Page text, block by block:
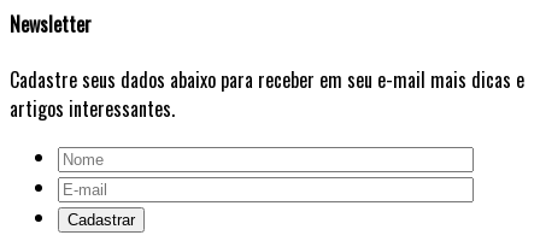
Newsletter
Cadastre seus dados abaixo para receber em seu e-mail mais dicas e
artigos interessantes.